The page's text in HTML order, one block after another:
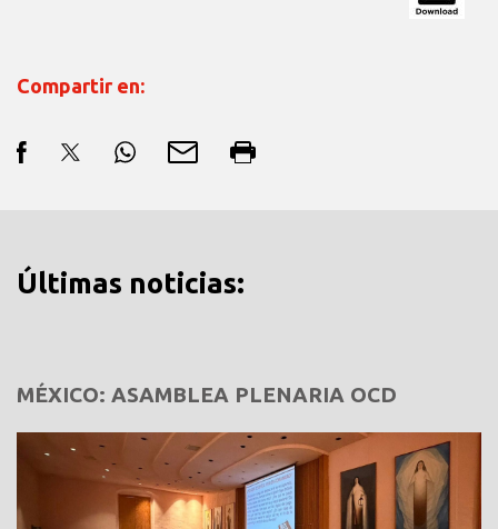
Compartir en:
Últimas noticias:
MÉXICO: ASAMBLEA PLENARIA OCD